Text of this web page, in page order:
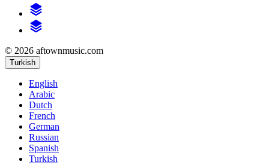
© 2026 aftownmusic.com
Turkish
English
Arabic
Dutch
French
German
Russian
Spanish
Turkish